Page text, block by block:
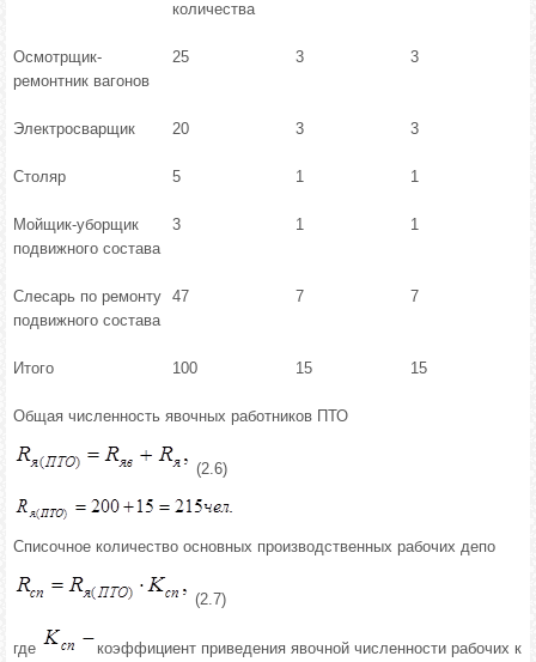
количества
Осмотрщик-
ремонтник вагонов
25 3 3
Электросварщик 20 3 3
Столяр 5 1 1
Мойщик-уборщик
подвижного состава
3 1 1
Слесарь по ремонту
подвижного состава
47 7 7
Итого 100 15 15
Общая численность явочных работников ПТО
(2.6)
Списочное количество основных производственных рабочих депо
(2.7)
где коэффициент приведения явочной численности рабочих к